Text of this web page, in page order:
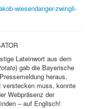
wiesendanger-zwingli-
Lateinwort aus dem
) gab die Bayerische
heraus.
verstecken muss, konnte
Webpräsenz der
– auf Englisch!